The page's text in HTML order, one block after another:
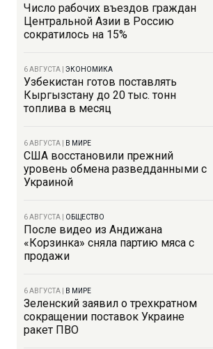
Число рабочих въездов граждан
Центральной Азии в Россию
сократилось на 15%
6 АВГУСТА ЭКОНОМИКА
Узбекистан готов поставлять
Кыргызстану до 20 тыс. тонн
топлива в месяц
6 АВГУСТА В МИРЕ
США восстановили прежний
уровень обмена разведданными с
Украиной
6 АВГУСТА ОБЩЕСТВО
После видео из Андижана
«Корзинка» сняла партию мяса с
продажи
6 АВГУСТА В МИРЕ
Зеленский заявил о трехкратном
сокращении поставок Украине
ракет ПВО